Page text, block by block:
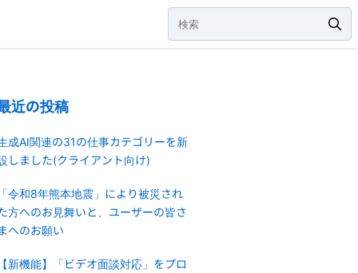
近の投稿
成AI関連の31の仕事カテゴリーを新
しました(クライアント向け)
令和8年熊本地震」により被災され
方へのお見舞いと、ユーザーの皆さ
へのお願い
新機能】「ビデオ面談対応」をプロ